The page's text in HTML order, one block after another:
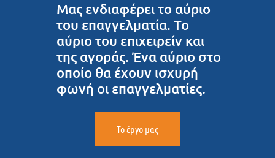
Μας ενδιαφέρει το αύριο
του επαγγελματία. Το
αύριο του επιχειρείν και
της αγοράς. Ένα αύριο στο
οποίο θα έχουν ισχυρή
φωνή οι επαγγελματίες.
Το έργο μας